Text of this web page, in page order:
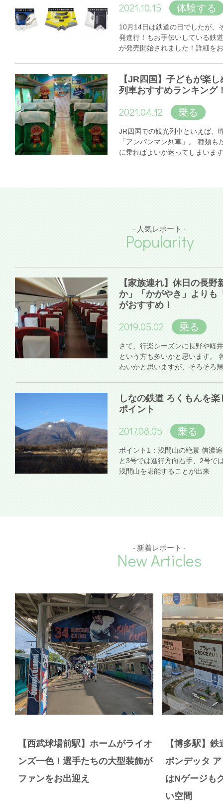
2021.10.15 体験する
10月14日は鉄道の日でしたが、
発進行！もお手伝いしている鉄
が発売開始されました！詳細をお
【JR四国】子どもが楽
列車おすすめランキング
2021.04.12 乗る
JR四国での観光列車といえば、
「アンパンマン列車」。 種類も
に乗ればよいか迷ってしまいます
- 人気レポート -
Popularity
【家族連れ】休日の長野
か」「かがやき」よりも
がおすすめ！
2019.05.02 乗る
さて、行楽シーズンに長野や軽
という方も多いかと思います。
わいかと思いますが、そろそろ
しなの鉄道 ろくもんを
ポイント
2017.08.05 乗る
ポイント1：浅間山の絶景 信濃
と3号では進行方向右手、2号で
浅間山を堪能することが出来
- 新着レポート -
New Articles
【西武球場前駅】ホームがライオ
ンズ一色！選手たちの大型装飾が
ファンをお出迎え
【博多駅】
ポンデッタ
はNゲージも
い空間